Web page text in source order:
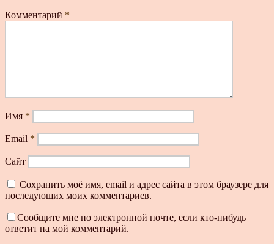
Комментарий *
Имя *
Email *
Сайт
Сохранить моё имя, email и адрес сайта в этом браузере для
последующих моих комментариев.
Сообщите мне по электронной почте, если кто-нибудь
ответит на мой комментарий.